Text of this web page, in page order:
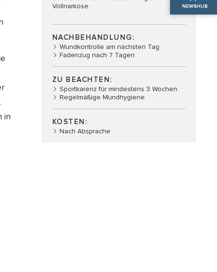
NEWSHUB
in
Vollnarkose
NACHBEHANDLUNG:
Wundkontrolle am nächsten Tag
Fadenzug nach 7 Tagen
ZU BEACHTEN:
Sportkarenz für mindestens 3 Wochen
Regelmäßige Mundhygiene
KOSTEN:
Nach Absprache